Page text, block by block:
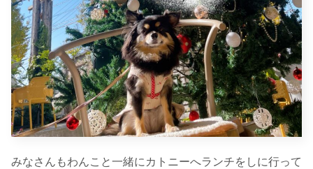
みなさんもわんこと一緒にカトニーへランチをしに行って